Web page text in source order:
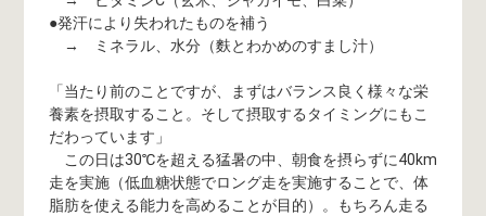
●発汗により失われたものを補う
→ ミネラル、水分（麩とわかめのすまし汁）
「当たり前のことですが、まずはバランス良く様々な栄
養素を摂取すること。そして摂取するタイミングにもこ
だわっています」
この日は30℃を超える猛暑の中、朝食を摂らずに40km
走を実施（低血糖状態でロング走を実施することで、体
脂肪を使える能力を高めることが目的）。もちろん走る